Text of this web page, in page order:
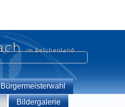
Bürgermeisterwahl
Bildergalerie